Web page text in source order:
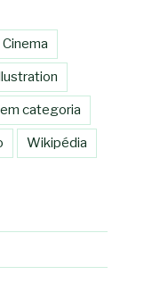
Cinema
categoria
Wikipédia